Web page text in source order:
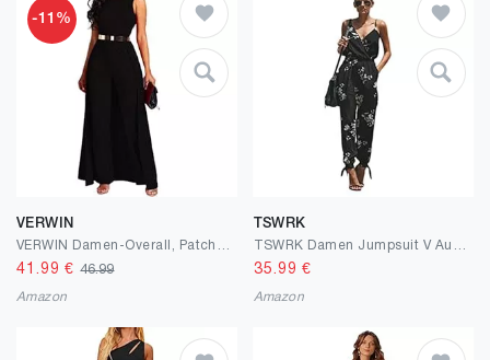
-11%
VERWIN
41.99 €46.99
Amazon
TSWRK
35.99 €
Amazon